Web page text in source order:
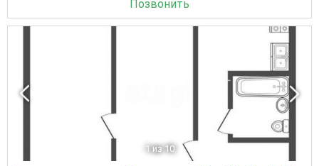
Позвонить
1 из 10